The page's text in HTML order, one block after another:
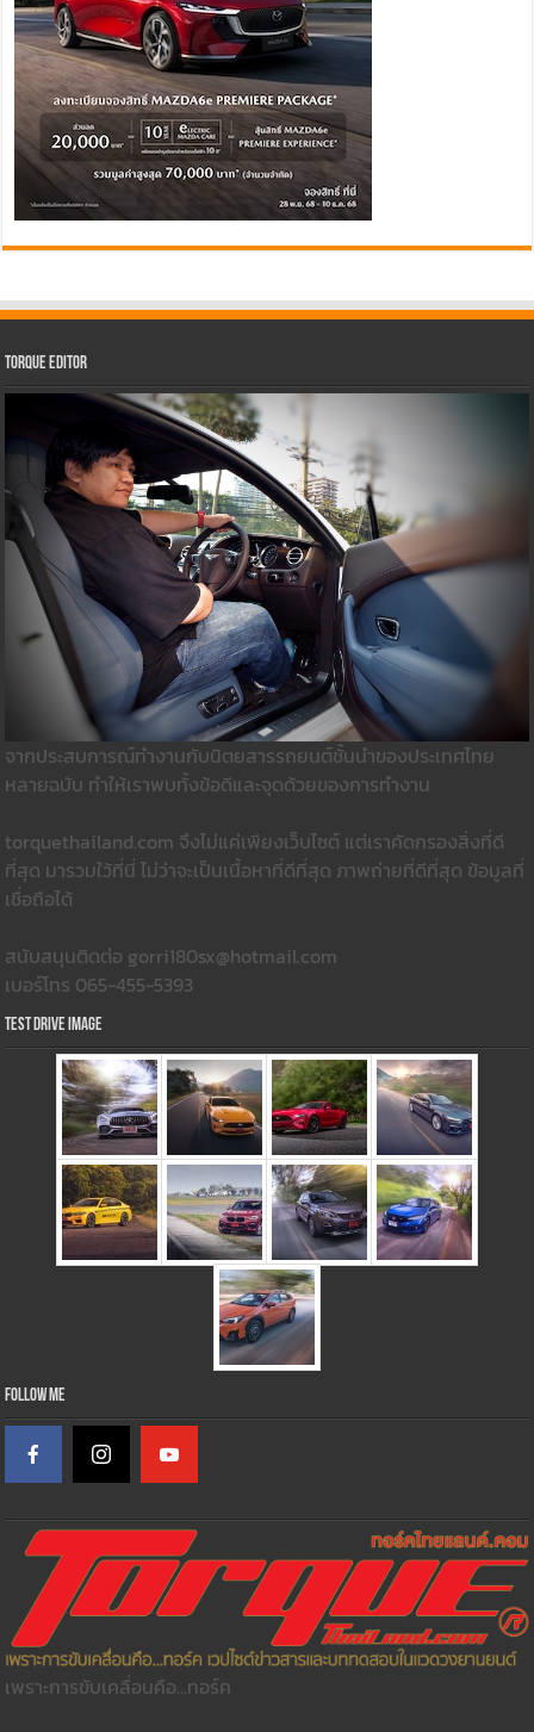
Torque Editor
จากประสบการณ์ทำงานกับนิตยสารรถยนต์ชั้นนำของประเทศไทย
หลายฉบับ ทำให้เราพบทั้งข้อดีและจุดด้วยของการทำงาน
torquethailand.com จึงไม่แค่เพียงเว็บไซต์ แต่เราคัดกรองสิ่งที่ดี
ที่สุด มารวมใว้ที่นี่ ไม่ว่าจะเป็นเนื้อหาที่ดีที่สุด ภาพถ่ายที่ดีที่สุด ข้อมูลที่
เชื่อถือได้
สนับสนุนติดต่อ gorri180sx@hotmail.com
เบอร์โทร 065-455-5393
Test Drive Image
Follow Me
เพราะการขับเคลื่อนคือ...ทอร์ค